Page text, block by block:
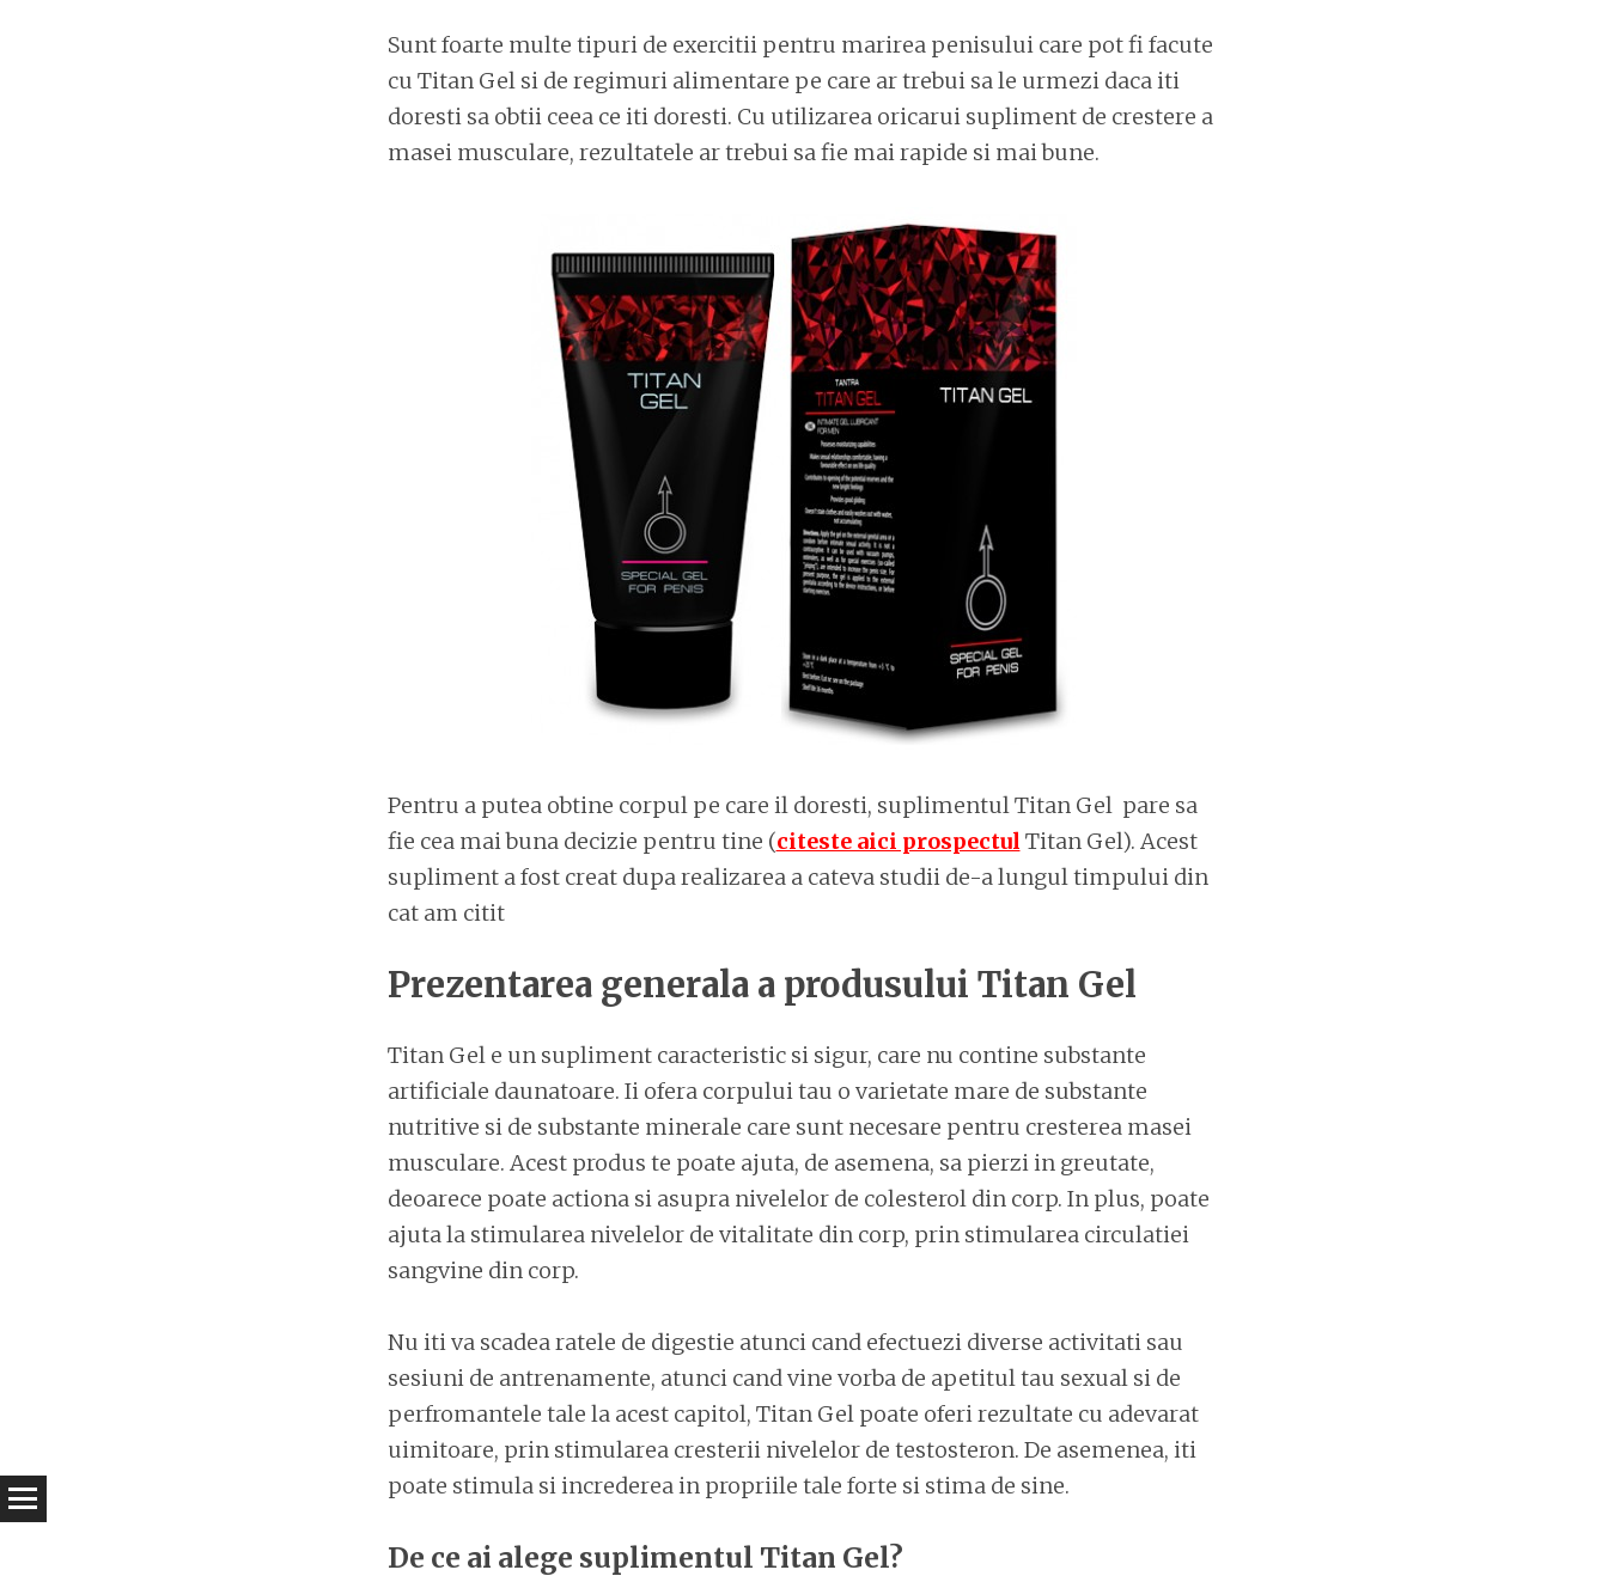
Sunt foarte multe tipuri de exercitii pentru marirea penisului care pot fi facute
cu Titan Gel si de regimuri alimentare pe care ar trebui sa le urmezi daca iti
doresti sa obtii ceea ce iti doresti. Cu utilizarea oricarui supliment de crestere a
masei musculare, rezultatele ar trebui sa fie mai rapide si mai bune.
Pentru a putea obtine corpul pe care il doresti, suplimentul Titan Gel pare sa
fie cea mai buna decizie pentru tine (citeste aici prospectul Titan Gel). Acest
supliment a fost creat dupa realizarea a cateva studii de-a lungul timpului din
cat am citit
Prezentarea generala a produsului Titan Gel
Titan Gel e un supliment caracteristic si sigur, care nu contine substante
artificiale daunatoare. Ii ofera corpului tau o varietate mare de substante
nutritive si de substante minerale care sunt necesare pentru cresterea masei
musculare. Acest produs te poate ajuta, de asemena, sa pierzi in greutate,
deoarece poate actiona si asupra nivelelor de colesterol din corp. In plus, poate
ajuta la stimularea nivelelor de vitalitate din corp, prin stimularea circulatiei
sangvine din corp.
Nu iti va scadea ratele de digestie atunci cand efectuezi diverse activitati sau
sesiuni de antrenamente, atunci cand vine vorba de apetitul tau sexual si de
perfromantele tale la acest capitol, Titan Gel poate oferi rezultate cu adevarat
uimitoare, prin stimularea cresterii nivelelor de testosteron. De asemenea, iti
poate stimula si increderea in propriile tale forte si stima de sine.
De ce ai alege suplimentul Titan Gel?